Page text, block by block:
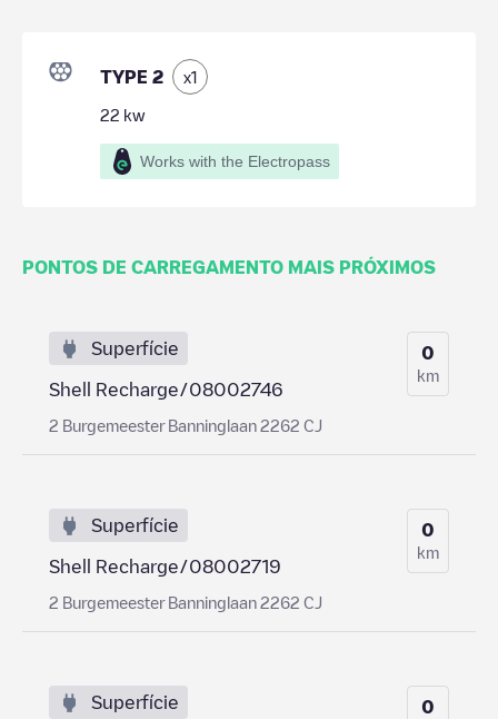
TYPE 2 x1
22 kw
Works with the Electropass
PONTOS DE CARREGAMENTO MAIS PRÓXIMOS
Superfície
Shell Recharge/08002746
2 Burgemeester Banninglaan 2262 CJ
0
km
Superfície
Shell Recharge/08002719
2 Burgemeester Banninglaan 2262 CJ
0
km
Superfície 0